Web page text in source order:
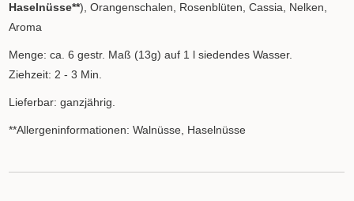
Haselnüsse**), Orangenschalen, Rosenblüten, Cassia, Nelken,
Aroma
Menge: ca. 6 gestr. Maß (13g) auf 1 l siedendes Wasser.
Ziehzeit: 2 - 3 Min.
Lieferbar: ganzjährig.
**Allergeninformationen: Walnüsse, Haselnüsse